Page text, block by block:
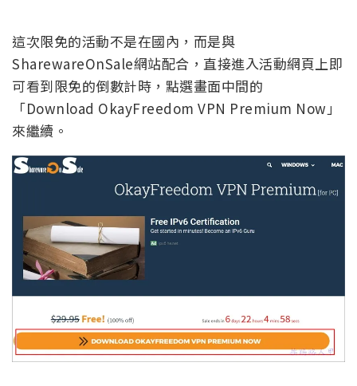
這次限免的活動不是在國內，而是與
SharewareOnSale網站配合，直接進入活動網頁上即
可看到限免的倒數計時，點選畫面中間的
「Download OkayFreedom VPN Premium Now」
來繼續。